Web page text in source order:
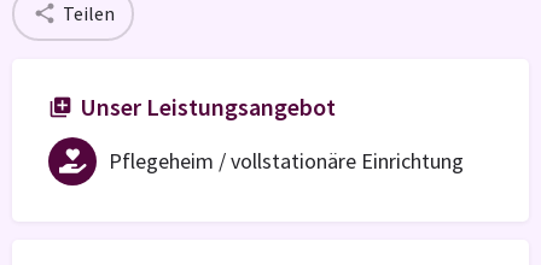
Teilen
Unser Leistungsangebot
Pflegeheim / vollstationäre Einrichtung